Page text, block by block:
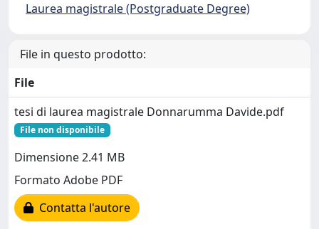
Laurea magistrale (Postgraduate Degree)
File in questo prodotto:
File
tesi di laurea magistrale Donnarumma Davide.pdf
File non disponibile
Dimensione 2.41 MB
Formato Adobe PDF
Contatta l'autore